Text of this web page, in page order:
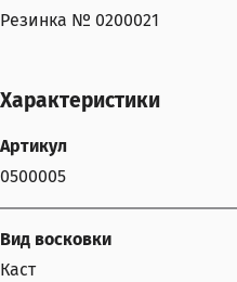
Резинка № 0200021
Характеристики
Артикул
0500005
Вид восковки
Каст